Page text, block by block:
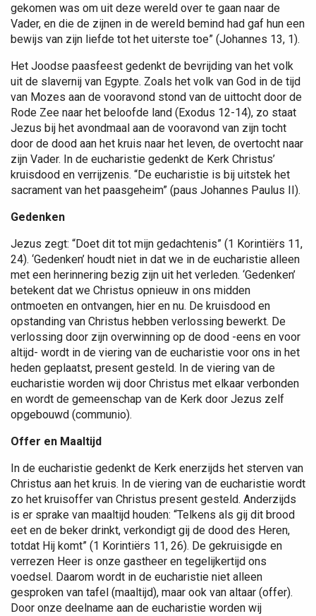
gekomen was om uit deze wereld over te gaan naar de
Vader, en die de zijnen in de wereld bemind had gaf hun een
bewijs van zijn liefde tot het uiterste toe” (Johannes 13, 1).
Het Joodse paasfeest gedenkt de bevrijding van het volk
uit de slavernij van Egypte. Zoals het volk van God in de tijd
van Mozes aan de vooravond stond van de uittocht door de
Rode Zee naar het beloofde land (Exodus 12-14), zo staat
Jezus bij het avondmaal aan de vooravond van zijn tocht
door de dood aan het kruis naar het leven, de overtocht naar
zijn Vader. In de eucharistie gedenkt de Kerk Christus’
kruisdood en verrijzenis. “De eucharistie is bij uitstek het
sacrament van het paasgeheim” (paus Johannes Paulus II).
Gedenken
Jezus zegt: “Doet dit tot mijn gedachtenis” (1 Korintiërs 11,
24). ‘Gedenken’ houdt niet in dat we in de eucharistie alleen
met een herinnering bezig zijn uit het verleden. ‘Gedenken’
betekent dat we Christus opnieuw in ons midden
ontmoeten en ontvangen, hier en nu. De kruisdood en
opstanding van Christus hebben verlossing bewerkt. De
verlossing door zijn overwinning op de dood -eens en voor
altijd- wordt in de viering van de eucharistie voor ons in het
heden geplaatst, present gesteld. In de viering van de
eucharistie worden wij door Christus met elkaar verbonden
en wordt de gemeenschap van de Kerk door Jezus zelf
opgebouwd (communio).
Offer en Maaltijd
In de eucharistie gedenkt de Kerk enerzijds het sterven van
Christus aan het kruis. In de viering van de eucharistie wordt
zo het kruisoffer van Christus present gesteld. Anderzijds
is er sprake van maaltijd houden: “Telkens als gij dit brood
eet en de beker drinkt, verkondigt gij de dood des Heren,
totdat Hij komt” (1 Korintiërs 11, 26). De gekruisigde en
verrezen Heer is onze gastheer en tegelijkertijd ons
voedsel. Daarom wordt in de eucharistie niet alleen
gesproken van tafel (maaltijd), maar ook van altaar (offer).
Door onze deelname aan de eucharistie worden wij